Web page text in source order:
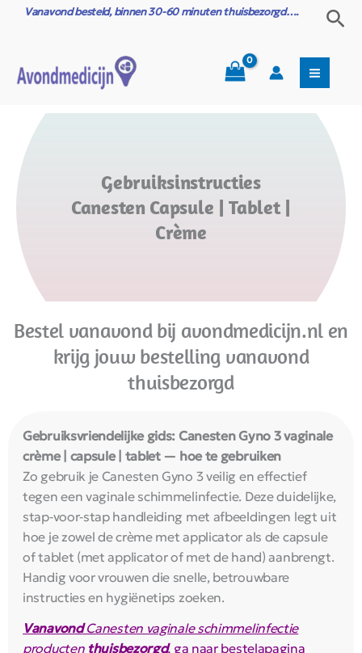
inhoud
Vanavond besteld, binnen 30-60 minuten thuisbezorgd….
Gebruiksinstructies
Canesten Capsule | Tablet |
Crème
Bestel vanavond bij avondmedicijn.nl en
krijg jouw bestelling vanavond
thuisbezorgd
Gebruiksvriendelijke gids: Canesten Gyno 3 vaginale
crème | capsule | tablet — hoe te gebruiken
Zo gebruik je Canesten Gyno 3 veilig en effectief
tegen een vaginale schimmelinfectie. Deze duidelijke,
stap‑voor‑stap handleiding met afbeeldingen legt uit
hoe je zowel de crème met applicator als de capsule
of tablet (met applicator of met de hand) aanbrengt.
Handig voor vrouwen die snelle, betrouwbare
instructies en hygiënetips zoeken.
VanavondCanesten vaginale schimmelinfectie
producten thuisbezorgd, ga naar bestelapagina